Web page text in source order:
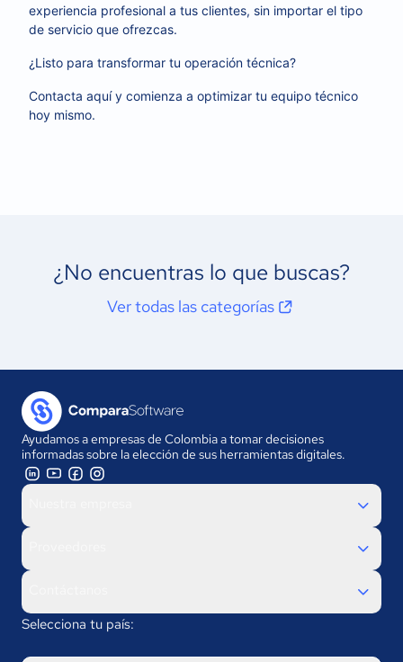
experiencia profesional a tus clientes, sin importar el tipo
de servicio que ofrezcas.
¿Listo para transformar tu operación técnica?
Contacta aquí y comienza a optimizar tu equipo técnico
hoy mismo.
¿No encuentras lo que buscas?
Ver todas las categorías
Ayudamos a empresas de Colombia a tomar decisiones
informadas sobre la elección de sus herramientas digitales.
Selecciona tu país: